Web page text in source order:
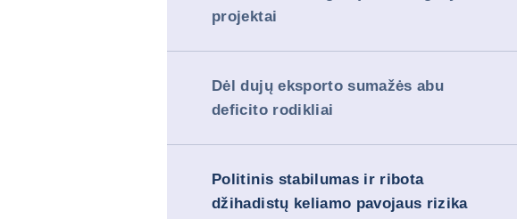
projektai
Dėl dujų eksporto sumažės abu
deficito rodikliai
Politinis stabilumas ir ribota
džihadistų keliamo pavojaus rizika